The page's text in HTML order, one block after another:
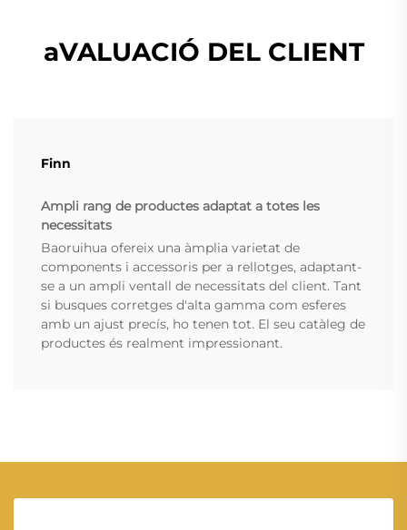
aVALUACIÓ DEL CLIENT
Finn
Ampli rang de productes adaptat a totes les
necessitats
Baoruihua ofereix una àmplia varietat de
components i accessoris per a rellotges, adaptant-
se a un ampli ventall de necessitats del client. Tant
si busques corretges d'alta gamma com esferes
amb un ajust precís, ho tenen tot. El seu catàleg de
productes és realment impressionant.